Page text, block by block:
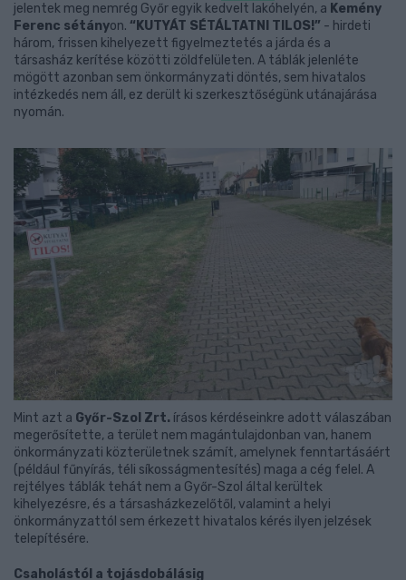
jelentek meg nemrég Győr egyik kedvelt lakóhelyén, a Kemény
Ferenc sétányon. “KUTYÁT SÉTÁLTATNI TILOS!” - hirdeti
három, frissen kihelyezett figyelmeztetés a járda és a
társasház kerítése közötti zöldfelületen. A táblák jelenléte
mögött azonban sem önkormányzati döntés, sem hivatalos
intézkedés nem áll, ez derült ki szerkesztőségünk utánajárása
nyomán.
Mint azt a Győr-Szol Zrt. írásos kérdéseinkre adott válaszában
megerősítette, a terület nem magántulajdonban van, hanem
önkormányzati közterületnek számít, amelynek fenntartásáért
(például fűnyírás, téli síkosságmentesítés) maga a cég felel. A
rejtélyes táblák tehát nem a Győr-Szol által kerültek
kihelyezésre, és a társasházkezelőtől, valamint a helyi
önkormányzattól sem érkezett hivatalos kérés ilyen jelzések
telepítésére.
Csaholástól a tojásdobálásig